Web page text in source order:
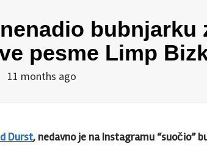
bubnjarku
pesme Limp
11 months ago
Durst, nedavno je na Instagramu “suočio”